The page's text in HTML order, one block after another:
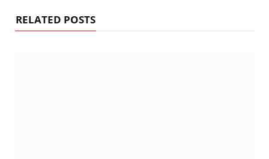
RELATED POSTS